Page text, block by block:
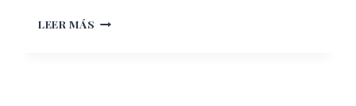
LEER MÁS RÉMY